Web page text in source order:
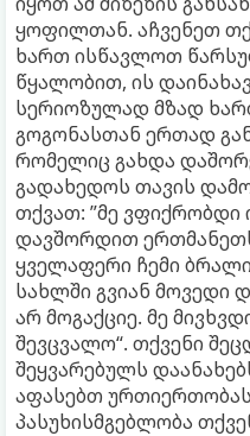
ყოფილთან. აჩვენეთ
ხართ ისწავლოთ
წყალობით, ის
სერიოზულად მზად
გოგონასთან ერთად
რომელიც გახდა
გადახედოს თავის
თქვათ: ”მე ვფიქრობდი
დავშორდით
ყველაფერი ჩემი
სახლში გვიან მოვედი
არ მოგაქციე. მე
შევცვალო“. თქვენი
შეყვარებულს
აფასებთ
პასუხისმგებლობა